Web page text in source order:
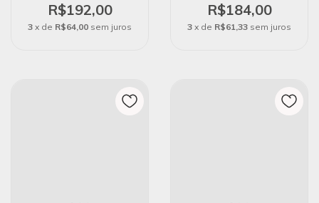
R$192,00
3 x de R$64,00 sem juros
R$184,00
3 x de R$61,33 sem juros